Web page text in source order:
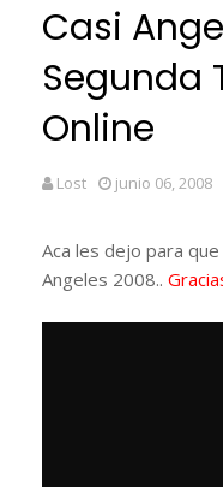
Casi
Segunda
Online
Lost junio 06, 2008
Aca les dejo para
Angeles 2008..